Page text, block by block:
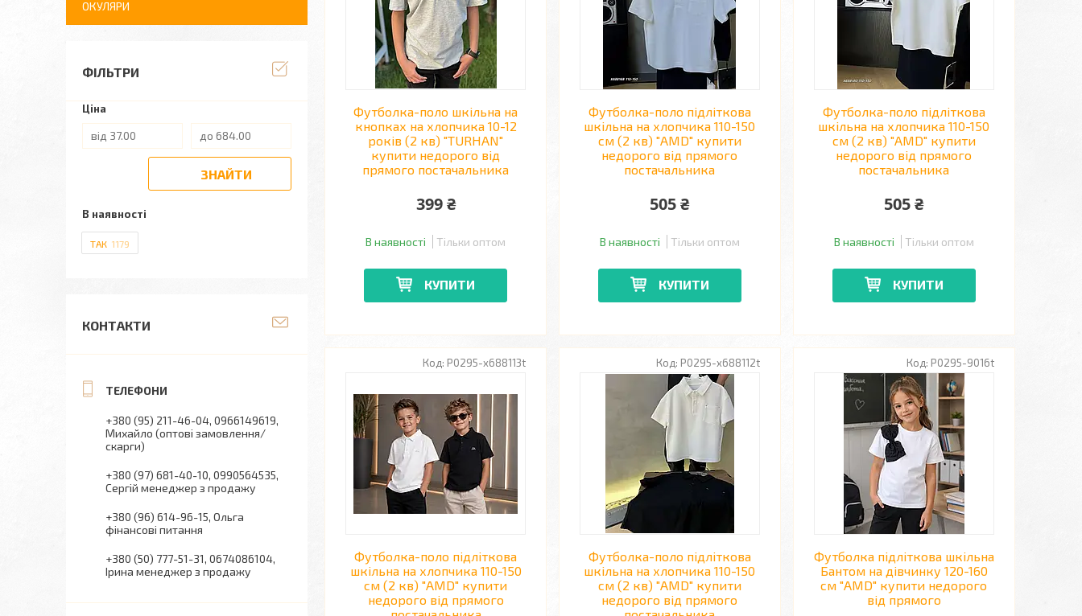
Футболка-поло шкільна на
кнопках на хлопчика 10-12
років (2 кв) "TURHAN"
купити недорого від
прямого постачальника
399 ₴
В наявності Тільки оптом
КУПИТИ
Футболка-поло підліткова
шкільна на хлопчика 110-150
см (2 кв) "AMD" купити
недорого від прямого
постачальника
505 ₴
В наявності Тільки оптом
КУПИТИ
Футболка-поло підліткова
шкільна на хлопчика 110-150
см (2 кв) "AMD" купити
недорого від прямого
постачальника
505 ₴
В наявності Тільки оптом
КУПИТИ
P0295-x688113t
Футболка-поло підліткова
шкільна на хлопчика 110-150
см (2 кв) "AMD" купити
недорого від прямого
P0295-x688112t
Футболка-поло підліткова
шкільна на хлопчика 110-150
см (2 кв) "AMD" купити
недорого від прямого
P0295-9016t
Футболка підліткова шкільна
Бантом на дівчинку 120-160
см "AMD" купити недорого
від прямого
ОКУЛЯРИ
ФІЛЬТРИ
Ціна
ЗНАЙТИ
В наявності
ТАК 1179
КОНТАКТИ
+380 (95) 211-46-04 0966149619
Михайло (оптові замовлення/
скарги)
+380 (97) 681-40-10 0990564535
Сергій менеджер з продажу
+380 (96) 614-96-15 Ольга
фінансові питання
+380 (50) 777-51-31 0674086104
Ірина менеджер з продажу